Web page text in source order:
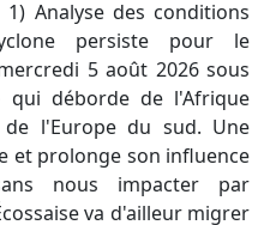
Analyse des conditions
persiste pour le
5 août 2026 sous
qui déborde de l'Afrique
l'Europe du sud. Une
et prolonge son influence
nous impacter par
va d'ailleur migrer